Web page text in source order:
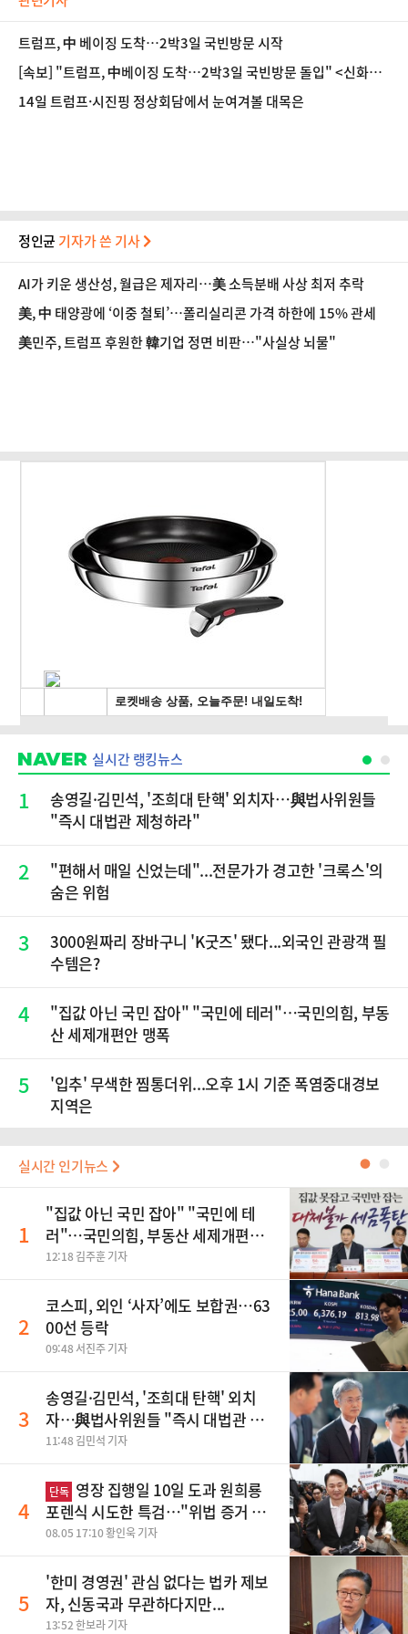
트럼프, 中 베이징 도착…2박3일 국빈방문 시작
[속보] "트럼프, 中베이징 도착…2박3일 국빈방문 돌입" <신화통
신>
14일 트럼프·시진핑 정상회담에서 눈여겨볼 대목은
정인균 기자가 쓴 기사
AI가 키운 생산성, 월급은 제자리…美 소득분배 사상 최저 추락
美, 中 태양광에 ‘이중 철퇴’…폴리실리콘 가격 하한에 15% 관세
美민주, 트럼프 후원한 韓기업 정면 비판…"사실상 뇌물"
실시간 랭킹뉴스
1
송영길·김민석, '조희대 탄핵' 외치자…與법사위원들
"즉시 대법관 제청하라"
2
"편해서 매일 신었는데"...전문가가 경고한 '크록스'의
숨은 위험
3
3000원짜리 장바구니 'K굿즈' 됐다...외국인 관광객 필
수템은?
4
"집값 아닌 국민 잡아" "국민에 테러"…국민의힘, 부동
산 세제개편안 맹폭
5
'입추' 무색한 찜통더위...오후 1시 기준 폭염중대경보
지역은
실시간 인기뉴스 ●
1
"집값 아닌 국민 잡아" "국민에 테
러"…국민의힘, 부동산 세제개편안
맹폭
12:18 김주훈 기자
2
코스피, 외인 ‘사자’에도 보합권…63
00선 등락
09:48 서진주 기자
3
송영길·김민석, '조희대 탄핵' 외치
자…與법사위원들 "즉시 대법관 제
청하라"
11:48 김민석 기자
4
단독 영장 집행일 10일 도과 원희룡
포렌식 시도한 특검…"위법 증거 수
집" 지적
08.05 17:10 황인욱 기자
5
'한미 경영권' 관심 없다는 법카 제보
자, 신동국과 무관하다지만...
13:52 한보라 기자